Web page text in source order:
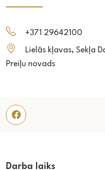
+371 29642100
Lielās kļavas, Sekļa
Preiļu novads
Darba laiks